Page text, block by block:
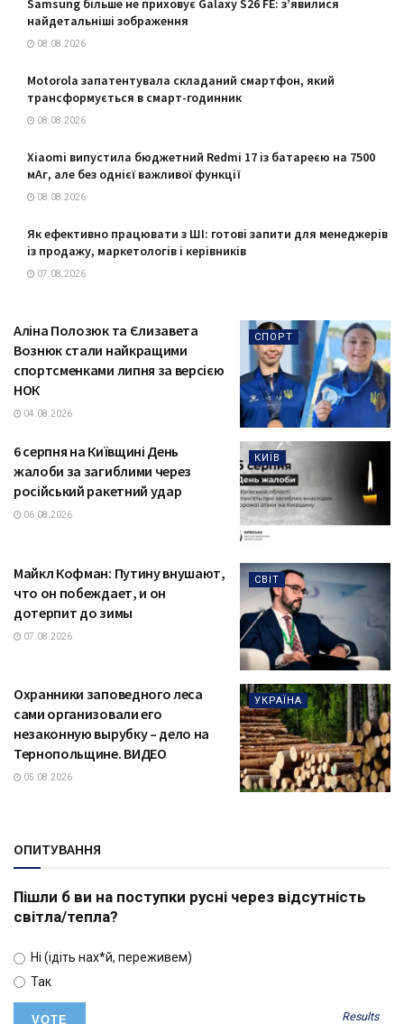
Samsung більше не приховує Galaxy S26 FE: з’явилися
найдетальніші зображення
08.08.2026
Motorola запатентувала складаний смартфон, який
трансформується в смарт-годинник
08.08.2026
Xiaomi випустила бюджетний Redmi 17 із батареєю на 7500
мАг, але без однієї важливої функції
08.08.2026
Як ефективно працювати з ШІ: готові запити для менеджерів
із продажу, маркетологів і керівників
07.08.2026
СПОРТ
Аліна Полозюк та Єлизавета
Вознюк стали найкращими
спортсменками липня за версією
НОК
04.08.2026
КИЇВ
6 серпня на Київщині День
жалоби за загиблими через
російський ракетний удар
06.08.2026
СВІТ
Майкл Кофман: Путину внушают,
что он побеждает, и он
дотерпит до зимы
07.08.2026
УКРАЇНА
Охранники заповедного леса
сами организовали его
незаконную вырубку – дело на
Тернопольщине. ВИДЕО
05.08.2026
ОПИТУВАННЯ
Пішли б ви на поступки русні через відсутність
світла/тепла?
Ні (ідіть нах*й, переживем)
Так
Results